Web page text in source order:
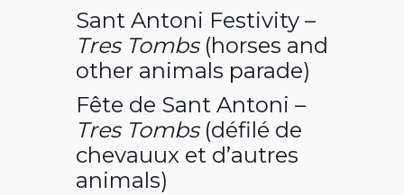
Sant Antoni Festivity –
Tres Tombs(horses and
other animals parade)
Fête de Sant Antoni –
Tres Tombs(défilé de
chevauux et d’autres
animals)